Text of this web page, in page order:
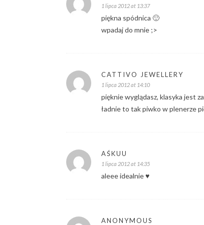
1 lipca 2012 at 13:37
piękna spódnica 🙂
wpadaj do mnie ;>
CATTIVO JEWELLERY
1 lipca 2012 at 14:10
pięknie wyglądasz, klasyka jest
ładnie to tak piwko w plenerze
AŚKUU
1 lipca 2012 at 14:35
aleee idealnie ♥
ANONYMOUS